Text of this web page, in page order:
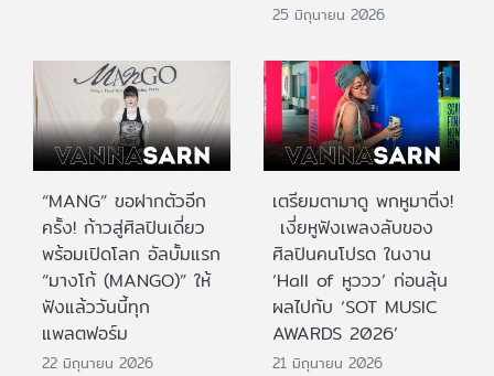
25 มิถุนายน 2026
“MANG” ขอฝากตัวอีก
ครั้ง! ก้าวสู่ศิลปินเดี่ยว
พร้อมเปิดโลก อัลบั้มแรก
“มางโก้ (MANGO)” ให้
ฟังแล้ววันนี้ทุก
แพลตฟอร์ม
22 มิถุนายน 2026
เตรียมตามาดู พกหูมาติ่ง!
เงี่ยหูฟังเพลงลับของ
ศิลปินคนโปรด ในงาน
‘Hall of หูววว’ ก่อนลุ้น
ผลไปกับ ‘SOT MUSIC
AWARDS 2026’
21 มิถุนายน 2026